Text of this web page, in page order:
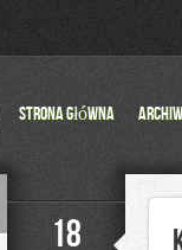
Strona główna
18